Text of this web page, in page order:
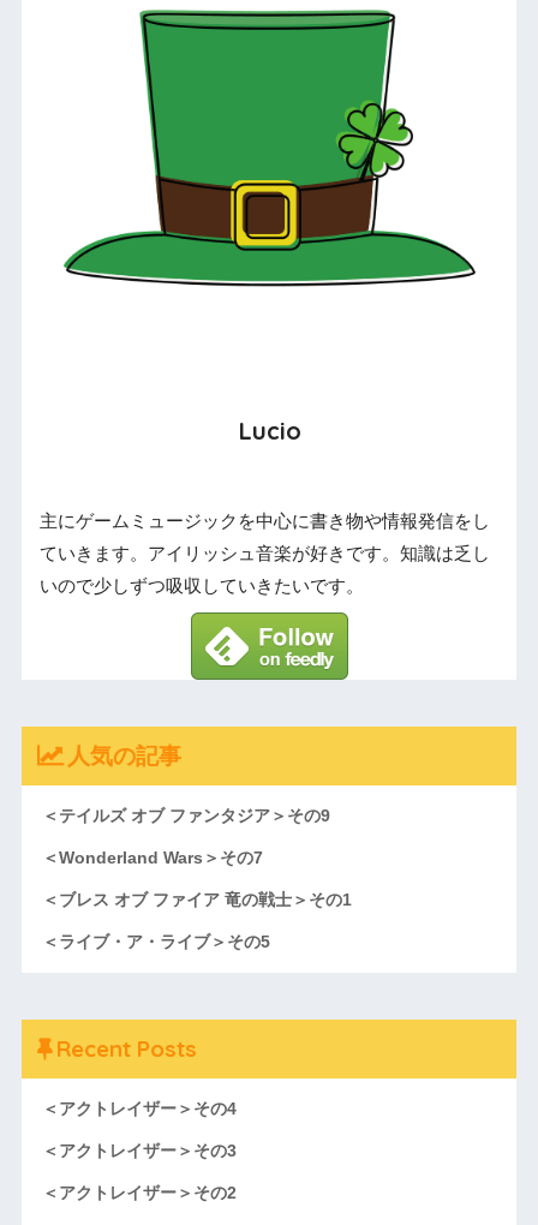
Lucio
主にゲームミュージックを中心に書き物や情報発信をし
ていきます。アイリッシュ音楽が好きです。知識は乏し
いので少しずつ吸収していきたいです。
人気の記事
＜テイルズ オブ ファンタジア＞その9
＜Wonderland Wars＞その7
＜ブレス オブ ファイア 竜の戦士＞その1
＜ライブ・ア・ライブ＞その5
Recent Posts
＜アクトレイザー＞その4
＜アクトレイザー＞その3
＜アクトレイザー＞その2